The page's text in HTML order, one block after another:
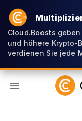
Cloud.Boosts
und höhere Krypto-
verdienen Sie jede